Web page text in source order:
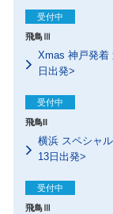
飛鳥Ⅲ
受付中
Xmas 神戸発
日出発>
飛鳥II
受付中
横浜 スペシャ
13日出発>
飛鳥Ⅲ
受付中